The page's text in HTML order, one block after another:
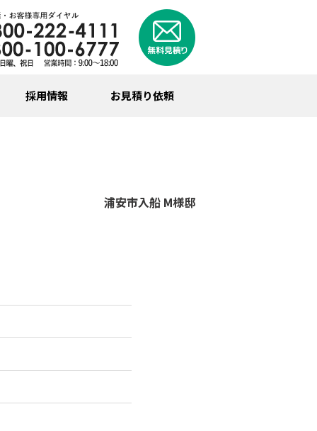
採用情報 お見積り依頼
浦安市入船 M様邸